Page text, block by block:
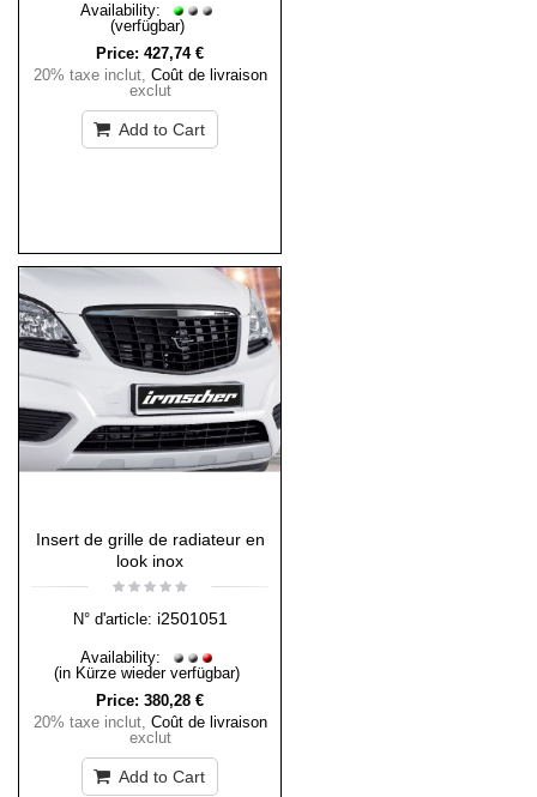
Availability:
(verfügbar)
Price: 427,74 €
20% taxe inclut, Coût de livraison
exclut
Add to Cart
Insert de grille de radiateur en
look inox
N° d'article: i2501051
Availability:
(in Kürze wieder verfügbar)
Price: 380,28 €
20% taxe inclut, Coût de livraison
exclut
Add to Cart